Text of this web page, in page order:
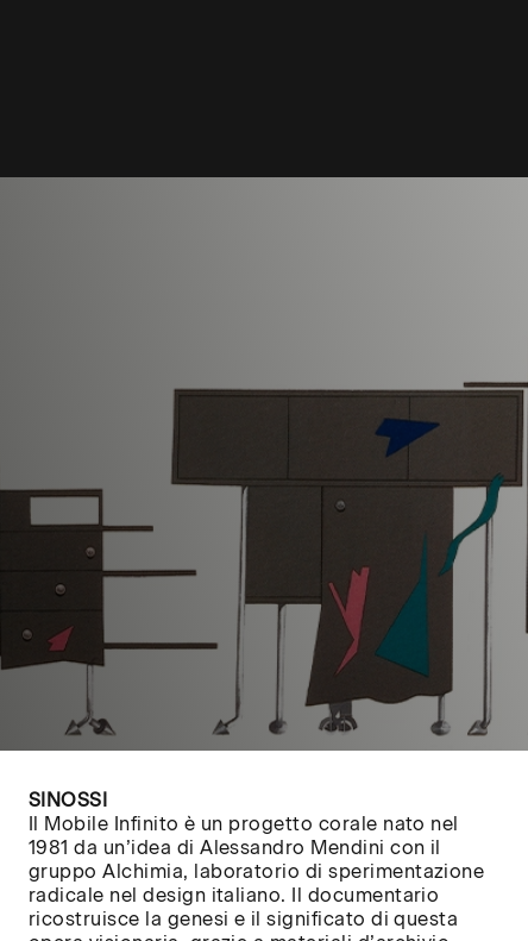
SINOSSI
Il Mobile Infinito è un progetto corale nato nel
1981 da un’idea di Alessandro Mendini con il
gruppo Alchimia, laboratorio di sperimentazione
radicale nel design italiano. Il documentario
ricostruisce la genesi e il significato di questa